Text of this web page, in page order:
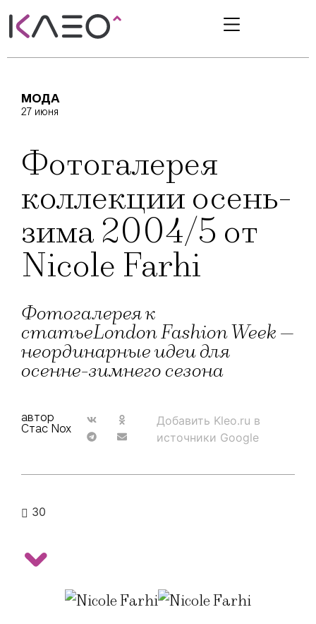
МОДА
27 июня
Фотогалерея
коллекции осень-
зима 2004/5 от
Nicole Farhi
Фотогалерея к
статьеLondon Fashion Week —
неординарные идеи для
осенне-зимнего сезона
автор
Стас Nox
Добавить Kleo.ru в
источники Google
30